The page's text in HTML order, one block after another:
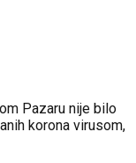
Pazaru nije bilo
korona virusom,